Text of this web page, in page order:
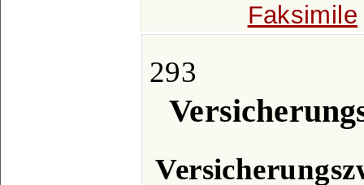
Faksimile
293